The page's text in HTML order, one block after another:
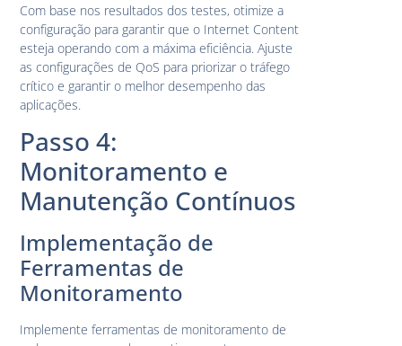
Com base nos resultados dos testes, otimize a
configuração para garantir que o Internet Content
esteja operando com a máxima eficiência. Ajuste
as configurações de QoS para priorizar o tráfego
crítico e garantir o melhor desempenho das
aplicações.
Passo 4:
Monitoramento e
Manutenção Contínuos
Implementação de
Ferramentas de
Monitoramento
Implemente ferramentas de monitoramento de